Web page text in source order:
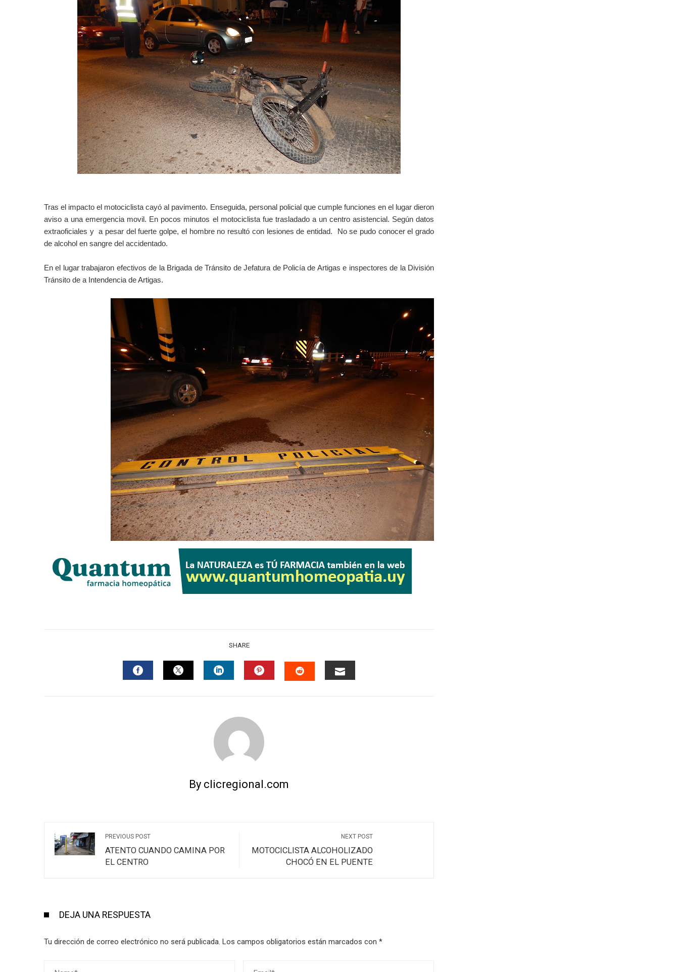
Tras el impacto el motociclista cayó al pavimento. Enseguida, personal policial que cumple funciones en el lugar dieron
aviso a una emergencia movil. En pocos minutos el motociclista fue trasladado a un centro asistencial. Según datos
extraoficiales y a pesar del fuerte golpe, el hombre no resultó con lesiones de entidad. No se pudo conocer el grado
de alcohol en sangre del accidentado.
En el lugar trabajaron efectivos de la Brigada de Tránsito de Jefatura de Policía de Artigas e inspectores de la División
Tránsito de a Intendencia de Artigas.
SHARE
By clicregional.com
PREVIOUS POST
ATENTO CUANDO CAMINA POR
EL CENTRO
NEXT POST
MOTOCICLISTA ALCOHOLIZADO
CHOCÓ EN EL PUENTE
DEJA UNA RESPUESTA
Tu dirección de correo electrónico no será publicada. Los campos obligatorios están marcados con *